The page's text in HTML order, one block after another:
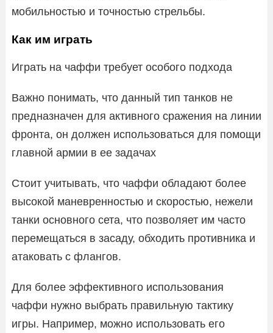
мобильностью и точностью стрельбы.
Как им играть
Играть на чаффи требует особого подхода
Важно понимать, что данный тип танков не
предназначен для активного сражения на линии
фронта, он должен использоваться для помощи
главной армии в ее задачах
Стоит учитывать, что чаффи обладают более
высокой маневренностью и скоростью, нежели
танки основного сета, что позволяет им часто
перемещаться в засаду, обходить противника и
атаковать с флангов.
Для более эффективного использования
чаффи нужно выбрать правильную тактику
игры. Например, можно использовать его